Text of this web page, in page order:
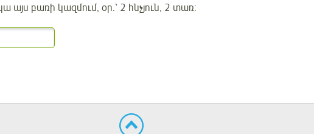
այս բառի կազմում, օր.՝ 2 հնչյուն, 2 տառ: